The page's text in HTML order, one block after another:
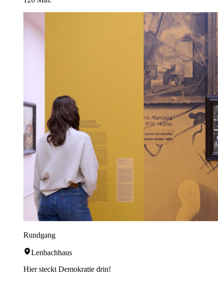
Rundgang
Lenbachhaus
Hier steckt Demokratie drin!